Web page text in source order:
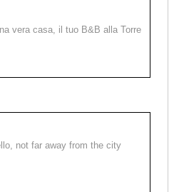
vera casa, il tuo B&B alla Torre
not far away from the city